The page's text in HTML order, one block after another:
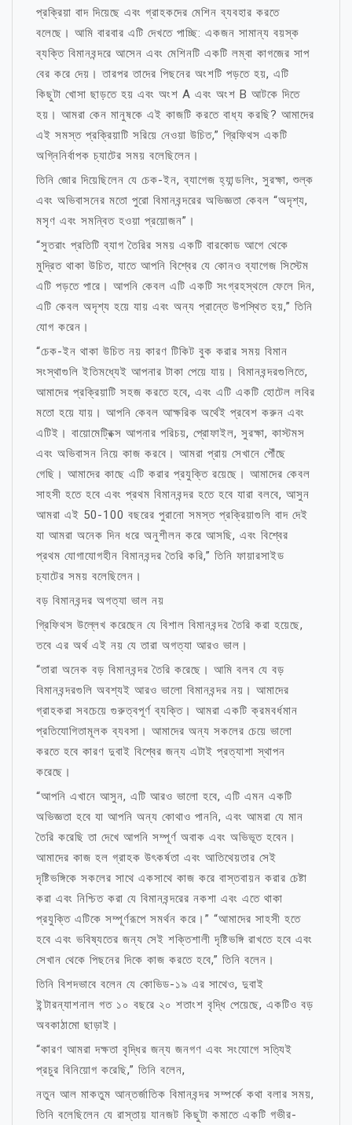
প্রক্রিয়া বাদ দিয়েছে এবং গ্রাহকদের মেশিন ব্যবহার করতে
বলেছে। আমি বারবার এটি দেখতে পাচ্ছি: একজন সামান্য বয়স্ক
ব্যক্তি বিমানবন্দরে আসেন এবং মেশিনটি একটি লম্বা কাগজের সাপ
বের করে দেয়। তারপর তাদের পিছনের অংশটি পড়তে হয়, এটি
কিছুটা খোসা ছাড়তে হয় এবং অংশ A এবং অংশ B আটকে দিতে
হয়। আমরা কেন মানুষকে এই কাজটি করতে বাধ্য করছি? আমাদের
এই সমস্ত প্রক্রিয়াটি সরিয়ে নেওয়া উচিত,” গ্রিফিথস একটি
অগ্নিনির্বাপক চ্যাটের সময় বলেছিলেন।
তিনি জোর দিয়েছিলেন যে চেক-ইন, ব্যাগেজ হ্যান্ডলিং, সুরক্ষা, শুল্ক
এবং অভিবাসনের মতো পুরো বিমানবন্দরের অভিজ্ঞতা কেবল “অদৃশ্য,
মসৃণ এবং সমন্বিত হওয়া প্রয়োজন”।
“সুতরাং প্রতিটি ব্যাগ তৈরির সময় একটি বারকোড আগে থেকে
মুদ্রিত থাকা উচিত, যাতে আপনি বিশ্বের যে কোনও ব্যাগেজ সিস্টেম
এটি পড়তে পারে। আপনি কেবল এটি একটি সংগ্রহস্থলে ফেলে দিন,
এটি কেবল অদৃশ্য হয়ে যায় এবং অন্য প্রান্তে উপস্থিত হয়,” তিনি
যোগ করেন।
“চেক-ইন থাকা উচিত নয় কারণ টিকিট বুক করার সময় বিমান
সংস্থাগুলি ইতিমধ্যেই আপনার টাকা পেয়ে যায়। বিমানবন্দরগুলিতে,
আমাদের প্রক্রিয়াটি সহজ করতে হবে, এবং এটি একটি হোটেল লবির
মতো হয়ে যায়। আপনি কেবল আক্ষরিক অর্থেই প্রবেশ করুন এবং
এটিই। বায়োমেট্রিক্স আপনার পরিচয়, প্রোফাইল, সুরক্ষা, কাস্টমস
এবং অভিবাসন নিয়ে কাজ করবে। আমরা প্রায় সেখানে পৌঁছে
গেছি। আমাদের কাছে এটি করার প্রযুক্তি রয়েছে। আমাদের কেবল
সাহসী হতে হবে এবং প্রথম বিমানবন্দর হতে হবে যারা বলবে, আসুন
আমরা এই 50-100 বছরের পুরানো সমস্ত প্রক্রিয়াগুলি বাদ দেই
যা আমরা অনেক দিন ধরে অনুশীলন করে আসছি, এবং বিশ্বের
প্রথম যোগাযোগহীন বিমানবন্দর তৈরি করি,” তিনি ফায়ারসাইড
চ্যাটের সময় বলেছিলেন।
বড় বিমানবন্দর অগত্যা ভাল নয়
গ্রিফিথস উল্লেখ করেছেন যে বিশাল বিমানবন্দর তৈরি করা হয়েছে,
তবে এর অর্থ এই নয় যে তারা অগত্যা আরও ভাল।
“তারা অনেক বড় বিমানবন্দর তৈরি করেছে। আমি বলব যে বড়
বিমানবন্দরগুলি অবশ্যই আরও ভালো বিমানবন্দর নয়। আমাদের
গ্রাহকরা সবচেয়ে গুরুত্বপূর্ণ ব্যক্তি। আমরা একটি ক্রমবর্ধমান
প্রতিযোগিতামূলক ব্যবসা। আমাদের অন্য সকলের চেয়ে ভালো
করতে হবে কারণ দুবাই বিশ্বের জন্য এটাই প্রত্যাশা স্থাপন
করেছে।
“আপনি এখানে আসুন, এটি আরও ভালো হবে, এটি এমন একটি
অভিজ্ঞতা হবে যা আপনি অন্য কোথাও পাননি, এবং আমরা যে মান
তৈরি করেছি তা দেখে আপনি সম্পূর্ণ অবাক এবং অভিভূত হবেন।
আমাদের কাজ হল গ্রাহক উৎকর্ষতা এবং আতিথেয়তার সেই
দৃষ্টিভঙ্গিকে সকলের সাথে একসাথে কাজ করে বাস্তবায়ন করার চেষ্টা
করা এবং নিশ্চিত করা যে বিমানবন্দরের নকশা এবং এতে থাকা
প্রযুক্তি এটিকে সম্পূর্ণরূপে সমর্থন করে।” “আমাদের সাহসী হতে
হবে এবং ভবিষ্যতের জন্য সেই শক্তিশালী দৃষ্টিভঙ্গি রাখতে হবে এবং
সেখান থেকে পিছনের দিকে কাজ করতে হবে,” তিনি বলেন।
তিনি বিশদভাবে বলেন যে কোভিড-১৯ এর সাথেও, দুবাই
ইন্টারন্যাশনাল গত ১০ বছরে ২০ শতাংশ বৃদ্ধি পেয়েছে, একটিও বড়
অবকাঠামো ছাড়াই।
“কারণ আমরা দক্ষতা বৃদ্ধির জন্য জনগণ এবং সংযোগে সত্যিই
প্রচুর বিনিয়োগ করেছি,” তিনি বলেন,
নতুন আল মাকতুম আন্তর্জাতিক বিমানবন্দর সম্পর্কে কথা বলার সময়,
তিনি বলেছিলেন যে রাস্তায় যানজট কিছুটা কমাতে একটি গভীর-